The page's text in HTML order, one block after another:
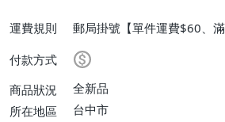
運費規則
郵局掛號【單件運費$60、
$9999免運費】
付款方式
商品狀況
全新品
所在地區
台中市